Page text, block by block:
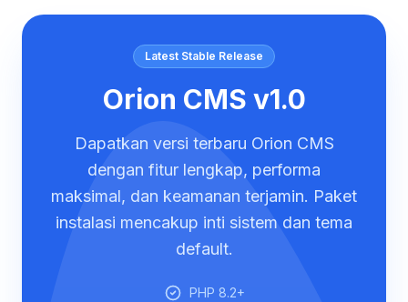
Latest Stable Release
Orion CMS v1.0
Dapatkan versi terbaru Orion CMS
dengan fitur lengkap, performa
maksimal, dan keamanan terjamin. Paket
instalasi mencakup inti sistem dan tema
default.
PHP 8.2+